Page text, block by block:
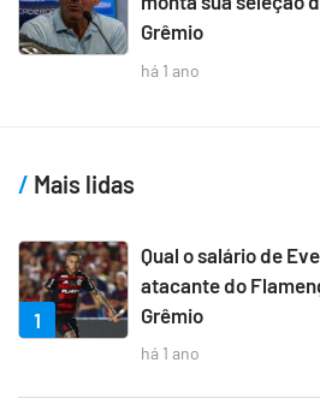
Grêmio
há 1 ano
Mais lidas
1
Qual o salário de
atacante do
Grêmio
há 1 ano